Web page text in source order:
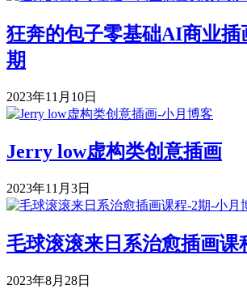
狂奔的包子零基础AI商业插
期
2023年11月10日
Jerry low虚构类创意插画
2023年11月3日
毛球滚滚来日系治愈插画课
2023年8月28日